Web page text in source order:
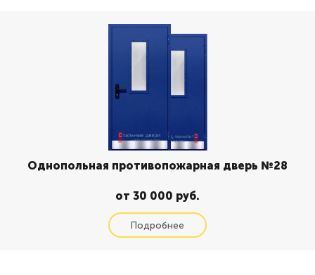
Однопольная противопожарная дверь №28
от 30 000 руб.